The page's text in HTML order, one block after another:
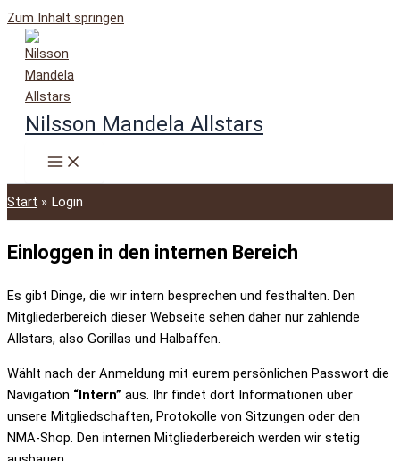
Zum Inhalt springen
Nilsson Mandela Allstars
Start Login
Einloggen in den internen Bereich
Es gibt Dinge, die wir intern besprechen und festhalten. Den
Mitgliederbereich dieser Webseite sehen daher nur zahlende
Allstars, also Gorillas und Halbaffen.
Wählt nach der Anmeldung mit eurem persönlichen Passwort die
Navigation “Intern” aus. Ihr findet dort Informationen über
unsere Mitgliedschaften, Protokolle von Sitzungen oder den
NMA-Shop. Den internen Mitgliederbereich werden wir stetig